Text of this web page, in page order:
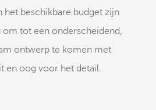
het beschikbare budget zijn
om tot een onderscheidend,
ontwerp te komen met
en oog voor het detail.